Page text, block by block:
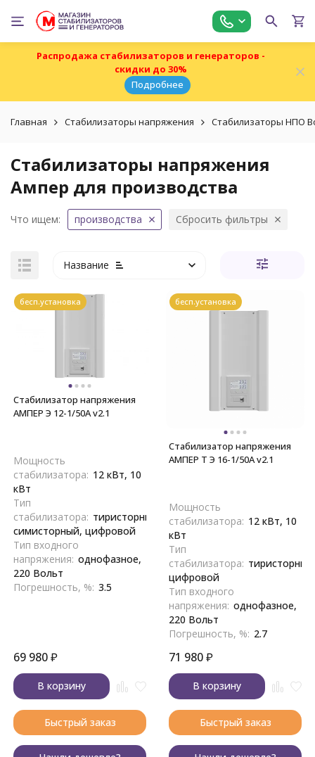
Распродажа стабилизаторов и генераторов -
скидки до 30%
Подробнее
Главная Стабилизаторы напряжения Стабилизаторы НПО
Стабилизаторы напряжения
Ампер для производства
Что ищем: производства Сбросить фильтры
Название
бесп.установка
Стабилизатор напряжения
АМПЕР Э 12-1/50A v2.1
Мощность
стабилизатора: 12 кВт, 10
кВт
Тип
стабилизатора: тиристорный,
симисторный, цифровой
Тип входного
напряжения: однофазное,
220 Вольт
Погрешность, %: 3.5
69 980₽
В корзину
Быстрый заказ
бесп.установка
Стабилизатор напряжения
АМПЕР Т Э 16-1/50A v2.1
Мощность
стабилизатора: 12 кВт, 10
кВт
Тип
стабилизатора:
цифровой
Тип входного
напряжения: однофазное,
220 Вольт
Погрешность, %: 2.7
71 980₽
В корзину
Быстрый заказ